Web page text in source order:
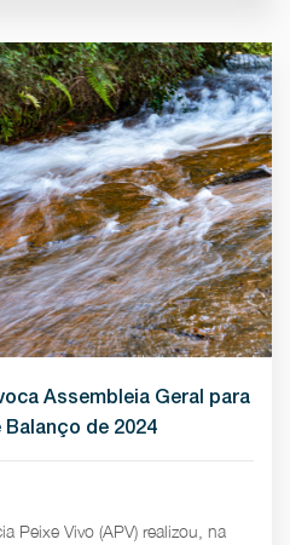
Assembleia Geral para
de 2024
Peixe Vivo (APV) realizou, na